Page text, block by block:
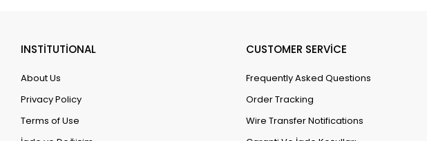
INSTİTUTİONAL
About Us
Privacy Policy
Terms of Use
CUSTOMER SERVİCE
Frequently Asked Questions
Order Tracking
Wire Transfer Notifications